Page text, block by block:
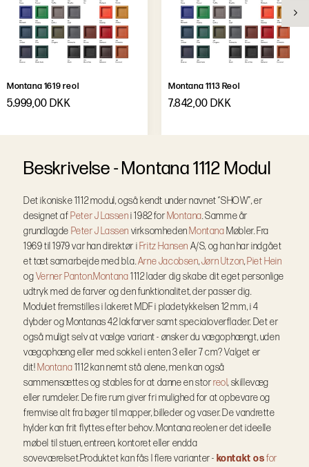
Montana 1619 reol
5.999,00 DKK
Montana 1113 Reol
7.842,00 DKK
Beskrivelse-Montana 1112 Modul
Det ikoniske 1112 modul, også kendt under navnet “SHOW”, er
designet af Peter J Lasseni 1982 for Montana. Samme år
grundlagde Peter J Lassen virksomheden Montana Møbler. Fra
1969 til 1979 var han direktør i Fritz Hansen A/S, og han har indgået
et tæt samarbejde med bl.a.Arne Jacobsen,Jørn Utzon,Piet Hein
ogVerner Panton.Montana1112 lader dig skabe dit eget personlige
udtryk med de farver og den funktionalitet, der passer dig.
Modulet fremstilles i lakeret MDF i pladetykkelsen 12 mm, i 4
dybder og Montanas 42 lakfarver samt specialoverflader. Det er
også muligt selv at vælge variant - ønsker du vægophængt, uden
vægophæng eller med sokkel i enten 3 eller 7 cm? Valget er
dit! Montana1112 kan nemt stå alene, men kan også
sammensættes og stables for at danne en storreol, skillevæg
eller rumdeler. De fire rum giver fri mulighed for at opbevare og
fremvise alt fra bøger til mapper, billeder og vaser. De vandrette
hylder kan frit flyttes efter behov. Montana reolen er det ideelle
møbel til stuen, entreen, kontoret eller endda
soveværelset.Produktet kan fås I flere varianter - kontakt osfor